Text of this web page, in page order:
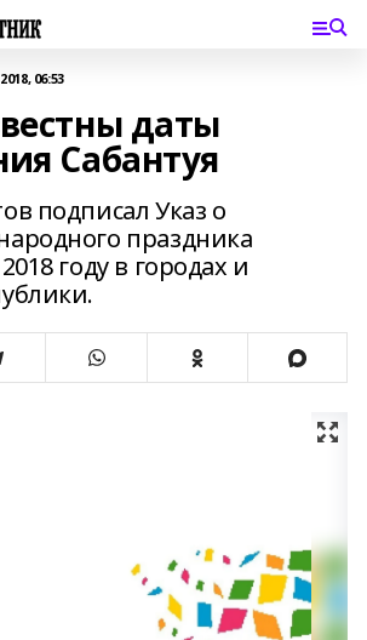
06:53
даты
Сабантуя
подписал Указ о
праздника
году в городах и